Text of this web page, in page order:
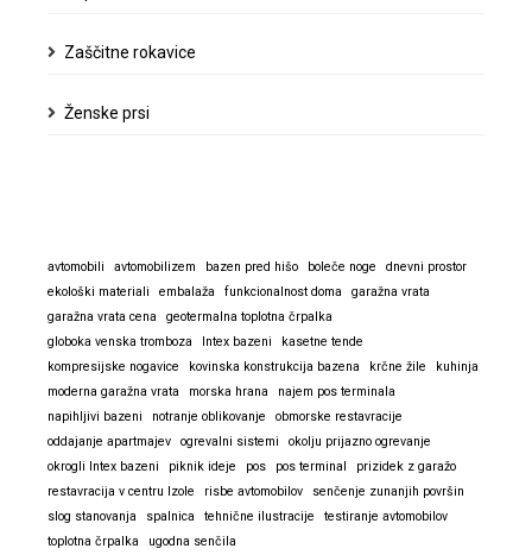
Zaščitne rokavice
Ženske prsi
avtomobili avtomobilizem bazen pred hišo boleče noge
dnevni prostor
ekološki materiali
embalaža funkcionalnost doma
garažna vrata
garažna vrata cena
geotermalna toplotna črpalka
globoka venska tromboza
Intex bazeni
kasetne tende
kompresijske nogavice
kovinska konstrukcija bazena krčne žile
kuhinja
moderna garažna vrata
morska hrana
najem pos terminala
napihljivi bazeni
notranje oblikovanje
obmorske restavracije
oddajanje apartmajev
ogrevalni sistemi
okolju prijazno ogrevanje
okrogli Intex bazeni
piknik ideje pos pos terminal
prizidek z garažo
restavracija v centru Izole
risbe avtomobilov
senčenje zunanjih površin
slog stanovanja
spalnica tehnične ilustracije
testiranje avtomobilov
toplotna črpalka
ugodna senčila